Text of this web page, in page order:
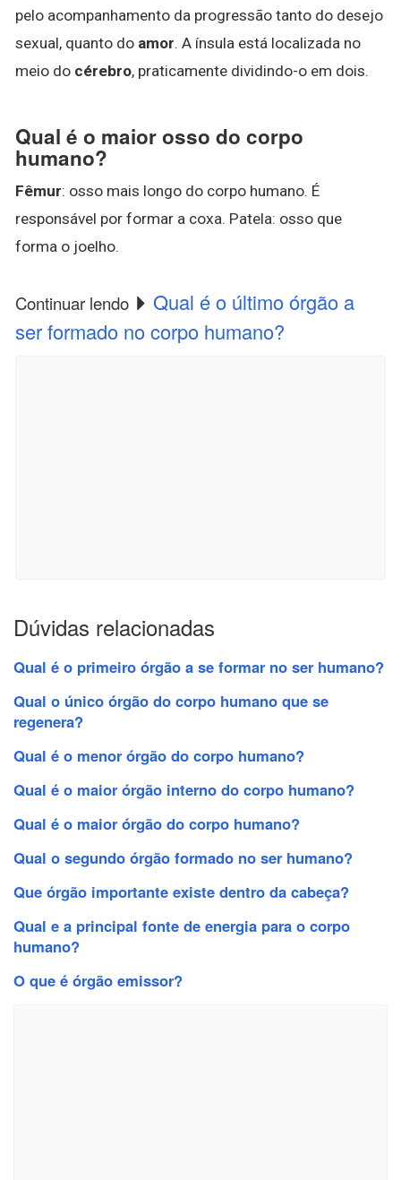
pelo acompanhamento da progressão tanto do desejo
sexual, quanto do amor. A ínsula está localizada no
meio do cérebro, praticamente dividindo-o em dois.
Qual é o maior osso do corpo
humano?
Fêmur: osso mais longo do corpo humano. É
responsável por formar a coxa. Patela: osso que
forma o joelho.
Continuar lendo
Qual é o último órgão a
ser formado no corpo humano?
Dúvidas relacionadas
Qual é o primeiro órgão a se formar no ser humano?
Qual o único órgão do corpo humano que se
regenera?
Qual é o menor órgão do corpo humano?
Qual é o maior órgão interno do corpo humano?
Qual é o maior órgão do corpo humano?
Qual o segundo órgão formado no ser humano?
Que órgão importante existe dentro da cabeça?
Qual e a principal fonte de energia para o corpo
humano?
O que é órgão emissor?